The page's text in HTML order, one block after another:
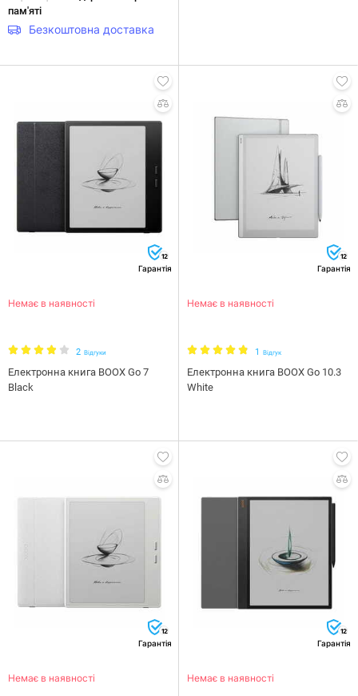
пам'яті
Безкоштовна доставка
12
Гарантія
Немає в наявності
2 Відгуки
Електронна книга BOOX Go 7
Black
12
Гарантія
Немає в наявності
1 Відгук
Електронна книга BOOX Go 10.3
White
12
Гарантія
Немає в наявності
12
Гарантія
Немає в наявності